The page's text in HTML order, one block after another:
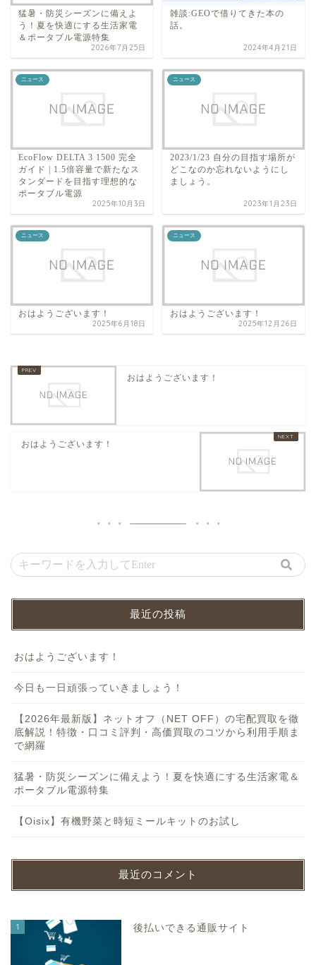
猛暑・防災シーズンに備えよ
う！夏を快適にする生活家電
＆ポータブル電源特集
2026年7月25日
雑談:GEOで借りてきた本の
話。
2024年4月21日
ニュース
EcoFlow DELTA 3 1500 完全
ガイド | 1.5倍容量で新たなス
タンダードを目指す理想的な
ポータブル電源
2025年10月3日
ニュース
2023/1/23 自分の目指す場所が
どこなのか忘れないようにし
ましょう。
2023年1月23日
ニュース
おはようございます！
2025年6月18日
ニュース
おはようございます！
2025年12月26日
おはようございます！
おはようございます！
最近の投稿
おはようございます！
今日も一日頑張っていきましょう！
【2026年最新版】ネットオフ（NET OFF）の宅配買取を徹
底解説！特徴・口コミ評判・高価買取のコツから利用手順ま
で網羅
猛暑・防災シーズンに備えよう！夏を快適にする生活家電＆
ポータブル電源特集
【Oisix】有機野菜と時短ミールキットのお試し
最近のコメント
1 後払いできる通販サイト